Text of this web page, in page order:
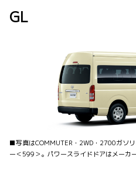
GL
■写真はCOMMUTER・2WD・2700ガソ
ー＜599＞。パワースライドドアはメーカ